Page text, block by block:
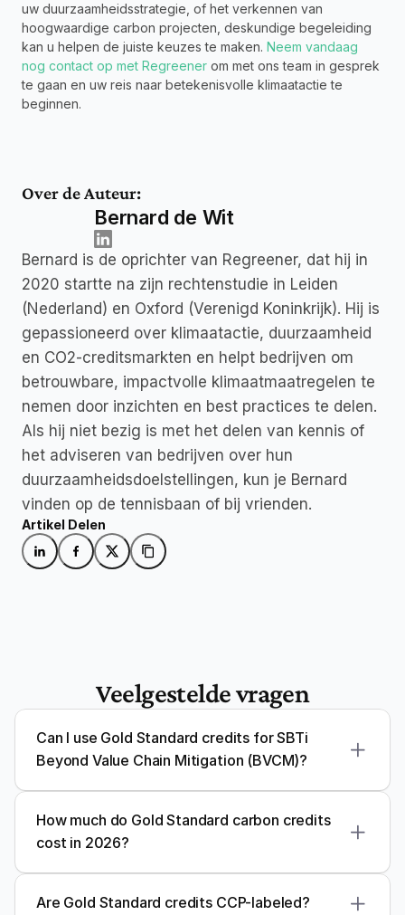
uw duurzaamheidsstrategie, of het verkennen van
hoogwaardige carbon projecten, deskundige begeleiding
kan u helpen de juiste keuzes te maken. Neem vandaag
nog contact op met Regreener om met ons team in gesprek
te gaan en uw reis naar betekenisvolle klimaatactie te
beginnen.
Over de Auteur:
Bernard de Wit
Bernard is de oprichter van Regreener, dat hij in
2020 startte na zijn rechtenstudie in Leiden
(Nederland) en Oxford (Verenigd Koninkrijk). Hij is
gepassioneerd over klimaatactie, duurzaamheid
en CO2-creditsmarkten en helpt bedrijven om
betrouwbare, impactvolle klimaatmaatregelen te
nemen door inzichten en best practices te delen.
Als hij niet bezig is met het delen van kennis of
het adviseren van bedrijven over hun
duurzaamheidsdoelstellingen, kun je Bernard
vinden op de tennisbaan of bij vrienden.
Artikel Delen
Veelgestelde vragen
Can I use Gold Standard credits for SBTi
Beyond Value Chain Mitigation (BVCM)?
How much do Gold Standard carbon credits
cost in 2026?
Are Gold Standard credits CCP-labeled?